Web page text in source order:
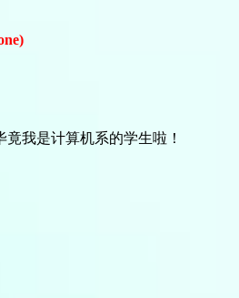
我是计算机系的学生啦！